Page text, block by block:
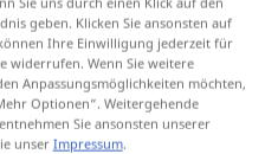
خليط [xaˈliːt] Mischung
geben. Klicken Sie ansonsten auf
Ihre Einwilligung jederzeit für
widerrufen. Wenn Sie weitere
Anpassungsmöglichkeiten möchten,
Optionen“. Weitergehende
Sie ansonsten unserer
unserImpressum.